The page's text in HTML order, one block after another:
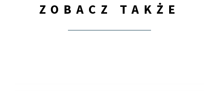
ZOBACZ TAKŻE